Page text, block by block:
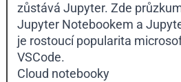
zůstává Jupyter. Zde
Jupyter Notebookem a
je rostoucí popularita
VSCode.
Cloud notebooky